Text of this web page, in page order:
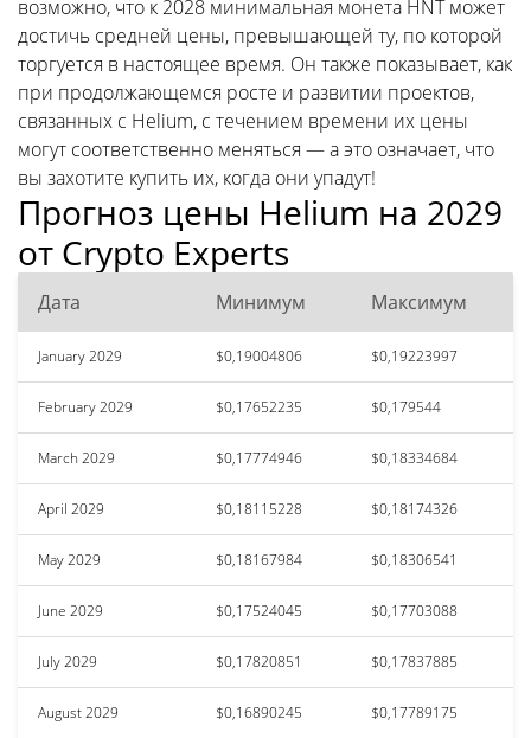
возможно, что к 2028 минимальная монета HNT может
достичь средней цены, превышающей ту, по которой
торгуется в настоящее время. Он также показывает, как
при продолжающемся росте и развитии проектов,
связанных с Helium, с течением времени их цены
могут соответственно меняться — а это означает, что
вы захотите купить их, когда они упадут!
Прогноз цены Helium на 2029
от Crypto Experts
Дата Минимум Максимум
January 2029 $0,19004806 $0,19223997
February 2029 $0,17652235 $0,179544
March 2029 $0,17774946 $0,18334684
April 2029 $0,18115228 $0,18174326
May 2029 $0,18167984 $0,18306541
June 2029 $0,17524045 $0,17703088
July 2029 $0,17820851 $0,17837885
August 2029 $0,16890245 $0,17789175